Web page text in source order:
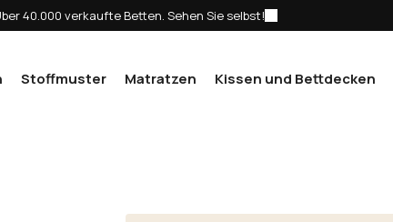
40.000 verkaufte Betten. Sehen Sie selbst!
Stoffmuster Matratzen Kissen und Bettdecken